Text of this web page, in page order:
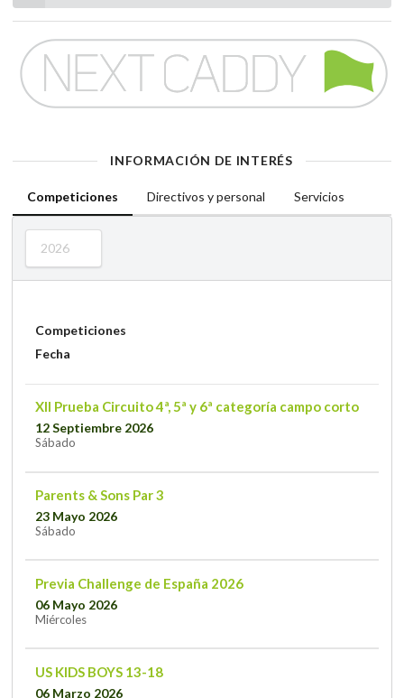
INFORMACIÓN DE INTERÉS
Competiciones Directivos y personal Servicios
2026
Competiciones
Fecha
XII Prueba Circuito 4ª, 5ª y 6ª categoría campo corto
12 Septiembre 2026
Sábado
Parents & Sons Par 3
23 Mayo 2026
Sábado
Previa Challenge de España 2026
06 Mayo 2026
Miércoles
US KIDS BOYS 13-18
06 Marzo 2026